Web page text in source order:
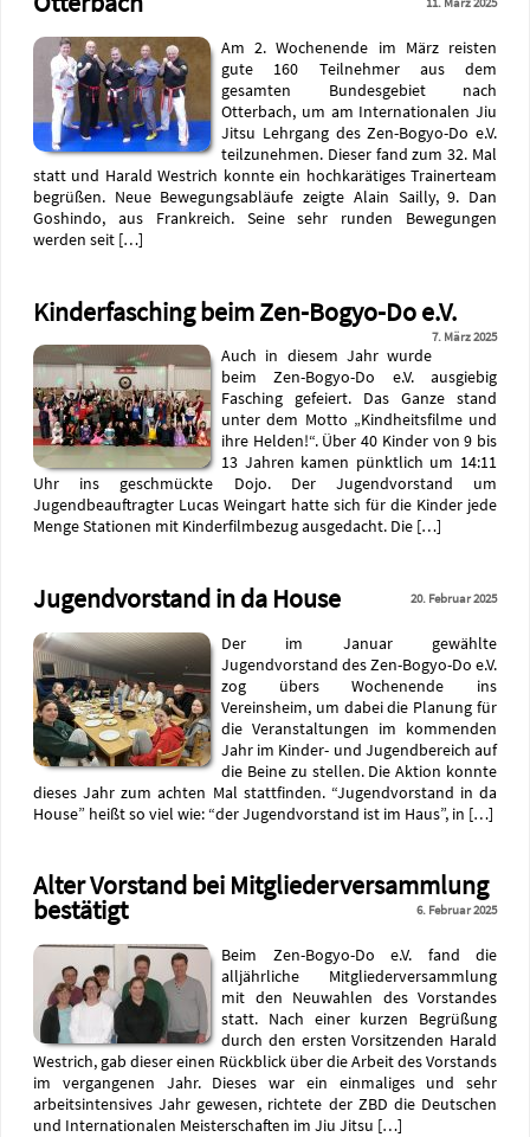
Am 2. Wochenende im März reisten
gute 160 Teilnehmer aus dem
gesamten Bundesgebiet nach
Otterbach, um am Internationalen Jiu
Jitsu Lehrgang des Zen-Bogyo-Do e.V.
teilzunehmen. Dieser fand zum 32. Mal
statt und Harald Westrich konnte ein hochkarätiges Trainerteam
begrüßen. Neue Bewegungsabläufe zeigte Alain Sailly, 9. Dan
Goshindo, aus Frankreich. Seine sehr runden Bewegungen
werden seit […]
Kinderfasching beim Zen-Bogyo-Do e.V.
7. März 2025
Auch in diesem Jahr wurde
beim Zen-Bogyo-Do e.V. ausgiebig
Fasching gefeiert. Das Ganze stand
unter dem Motto „Kindheitsfilme und
ihre Helden!“. Über 40 Kinder von 9 bis
13 Jahren kamen pünktlich um 14:11
Uhr ins geschmückte Dojo. Der Jugendvorstand um
Jugendbeauftragter Lucas Weingart hatte sich für die Kinder jede
Menge Stationen mit Kinderfilmbezug ausgedacht. Die […]
Jugendvorstand in da House 20. Februar 2025
Der im Januar gewählte
Jugendvorstand des Zen-Bogyo-Do e.V.
zog übers Wochenende ins
Vereinsheim, um dabei die Planung für
die Veranstaltungen im kommenden
Jahr im Kinder- und Jugendbereich auf
die Beine zu stellen. Die Aktion konnte
dieses Jahr zum achten Mal stattfinden. “Jugendvorstand in da
House” heißt so viel wie: “der Jugendvorstand ist im Haus”, in […]
Alter Vorstand bei Mitgliederversammlung
bestätigt 6. Februar 2025
Beim Zen-Bogyo-Do e.V. fand die
alljährliche Mitgliederversammlung
mit den Neuwahlen des Vorstandes
statt. Nach einer kurzen Begrüßung
durch den ersten Vorsitzenden Harald
Westrich, gab dieser einen Rückblick über die Arbeit des Vorstands
im vergangenen Jahr. Dieses war ein einmaliges und sehr
arbeitsintensives Jahr gewesen, richtete der ZBD die Deutschen
und Internationalen Meisterschaften im Jiu Jitsu […]